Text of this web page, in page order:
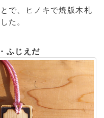
で、ヒノキで焼版木札
た。
ふじえだ